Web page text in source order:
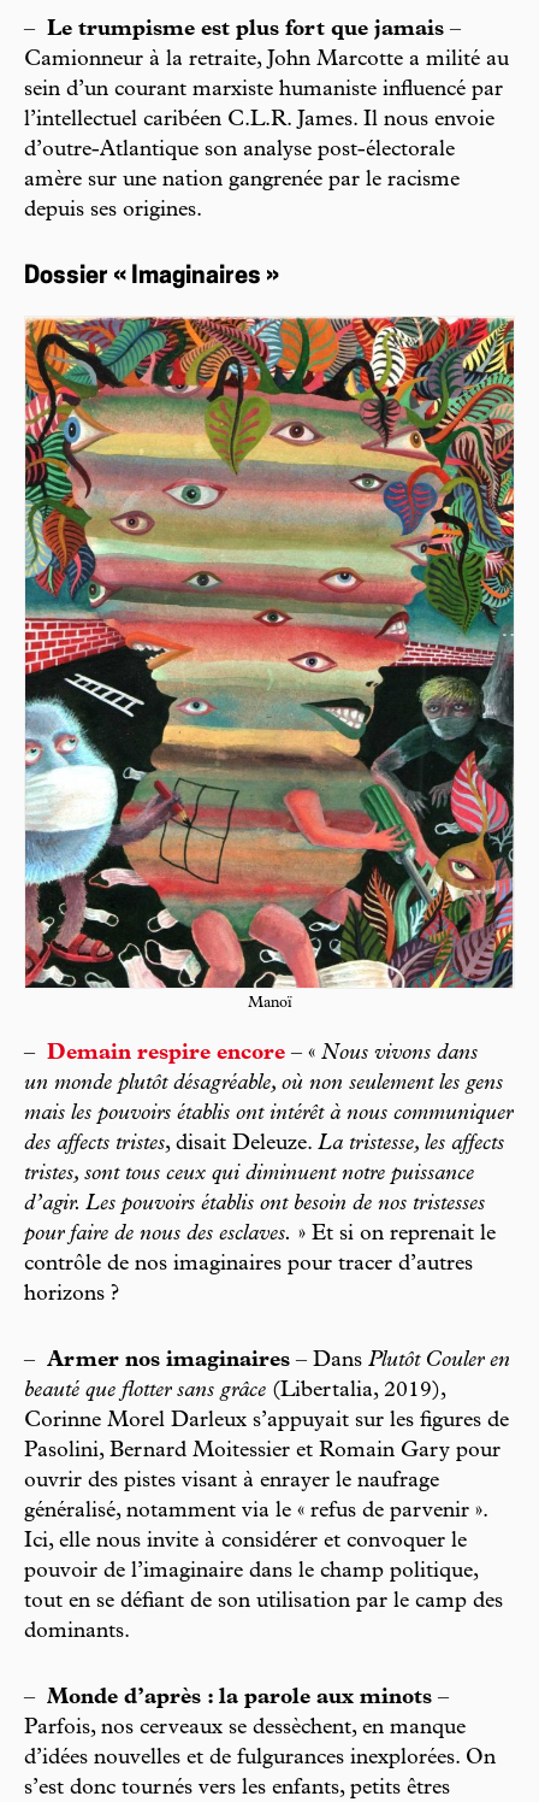
– Le trumpisme est plus fort que jamais –
Camionneur à la retraite, John Marcotte a milité au
sein d’un courant marxiste humaniste influencé par
l’intellectuel caribéen C.L.R. James. Il nous envoie
d’outre-Atlantique son analyse post-électorale
amère sur une nation gangrenée par le racisme
depuis ses origines.
Dossier « Imaginaires »
Manoï
– Demain respire encore – « Nous vivons dans
un monde plutôt désagréable, où non seulement les gens
mais les pouvoirs établis ont intérêt à nous communiquer
des affects tristes, disait Deleuze. La tristesse, les affects
tristes, sont tous ceux qui diminuent notre puissance
d’agir. Les pouvoirs établis ont besoin de nos tristesses
pour faire de nous des esclaves. » Et si on reprenait le
contrôle de nos imaginaires pour tracer d’autres
horizons ?
– Armer nos imaginaires – Dans Plutôt Couler en
beauté que flotter sans grâce (Libertalia, 2019),
Corinne Morel Darleux s’appuyait sur les figures de
Pasolini, Bernard Moitessier et Romain Gary pour
ouvrir des pistes visant à enrayer le naufrage
généralisé, notamment via le « refus de parvenir ».
Ici, elle nous invite à considérer et convoquer le
pouvoir de l’imaginaire dans le champ politique,
tout en se défiant de son utilisation par le camp des
dominants.
– Monde d’après : la parole aux minots –
Parfois, nos cerveaux se dessèchent, en manque
d’idées nouvelles et de fulgurances inexplorées. On
s’est donc tournés vers les enfants, petits êtres